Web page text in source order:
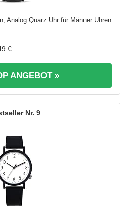
Analog Quarz Uhr für Männer Uhren
€
ANGEBOT »
9